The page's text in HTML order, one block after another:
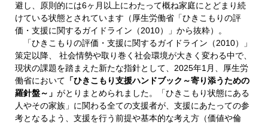
避し、原則的には6ヶ月以上にわたって概ね家庭にとどまり続
けている状態とされています（厚生労働省「ひきこもりの評
価・支援に関するガイドライン（2010）」から抜粋）。
「ひきこもりの評価・支援に関するガイドライン（2010）」
策定以降、 社会情勢や取り巻く社会環境が大きく変わる中で、
現状の課題を踏まえた新たな指針として、2025年1月、厚生労
働省において 「ひきこもり支援ハンドブック～寄り添うための
羅針盤～」 がとりまとめられました。「ひきこもり状態にある
人やその家族」に関わる全ての支援者が、支援にあたっての参
考となるよう、支援を行う前提や基本的な考え方（価値や倫